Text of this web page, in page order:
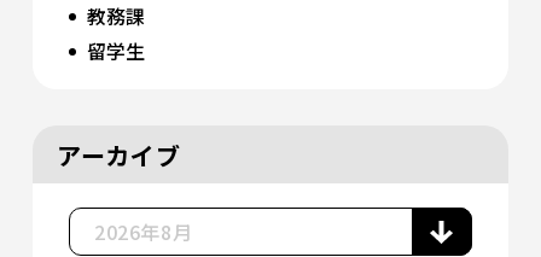
教務課
留学生
アーカイブ